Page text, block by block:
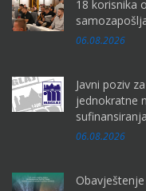
18 korisnika
06.08.2026
Javni poziv
jednokratne
06.08.2026